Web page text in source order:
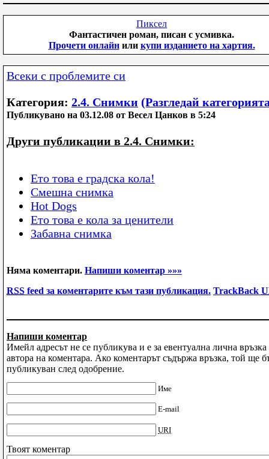
Пиксел
Фантастичен роман, писан с усмивка.
Прочети онлайнили купи изданието на хартия.
Всеки с проблемите си
Категория: 2.4. Снимки (Разгледай
Публикувано на 03.12.08 от Весел Цанков в 5:24
Други публикации в 2.4. Снимки:
Ето това е градска кола!
Смешна снимка
Hot Dogs
Ето това е кола за ценители
Забавна снимка
Няма коментари. Напиши коментар »»»
RSS feed за коментарите към тази публикация. TrackBack
Напиши коментар
Имейл адресът не се публикува и е за евентуална лична връзка
автора на коментара. Ако коментарът съдържа връзка, той ще
публикуван след одобрение.
Име
E-mail
URI
Твоят коментар